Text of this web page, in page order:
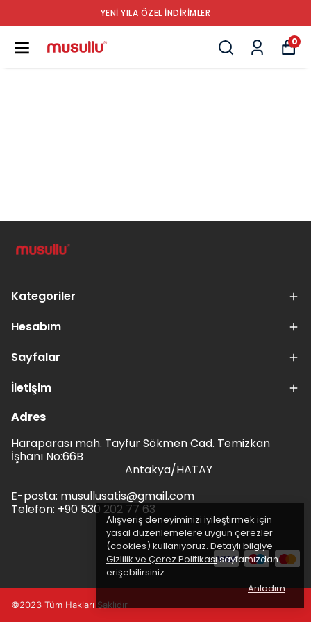
YENİ YILA ÖZEL İNDİRİMLER
0
Alışveriş deneyiminizi iyileştirmek için
yasal düzenlemelere uygun çerezler
(cookies) kullanıyoruz. Detaylı bilgiye
Gizlilik ve Çerez Politikasısayfamızdan
erişebilirsiniz.
Anladım
Kategoriler
Hesabım
Sayfalar
İletişim
Adres
Haraparası mah. Tayfur Sökmen Cad. Temizkan
İşhanı No:66B
Antakya/HATAY
E-posta: musullusatis@gmail.com
Telefon: +90 530 202 77 63
©2023 Tüm Hakları Saklıdır